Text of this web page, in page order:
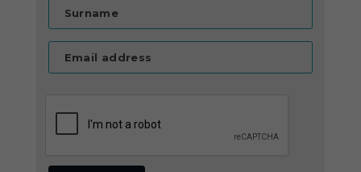
Surname
Email address